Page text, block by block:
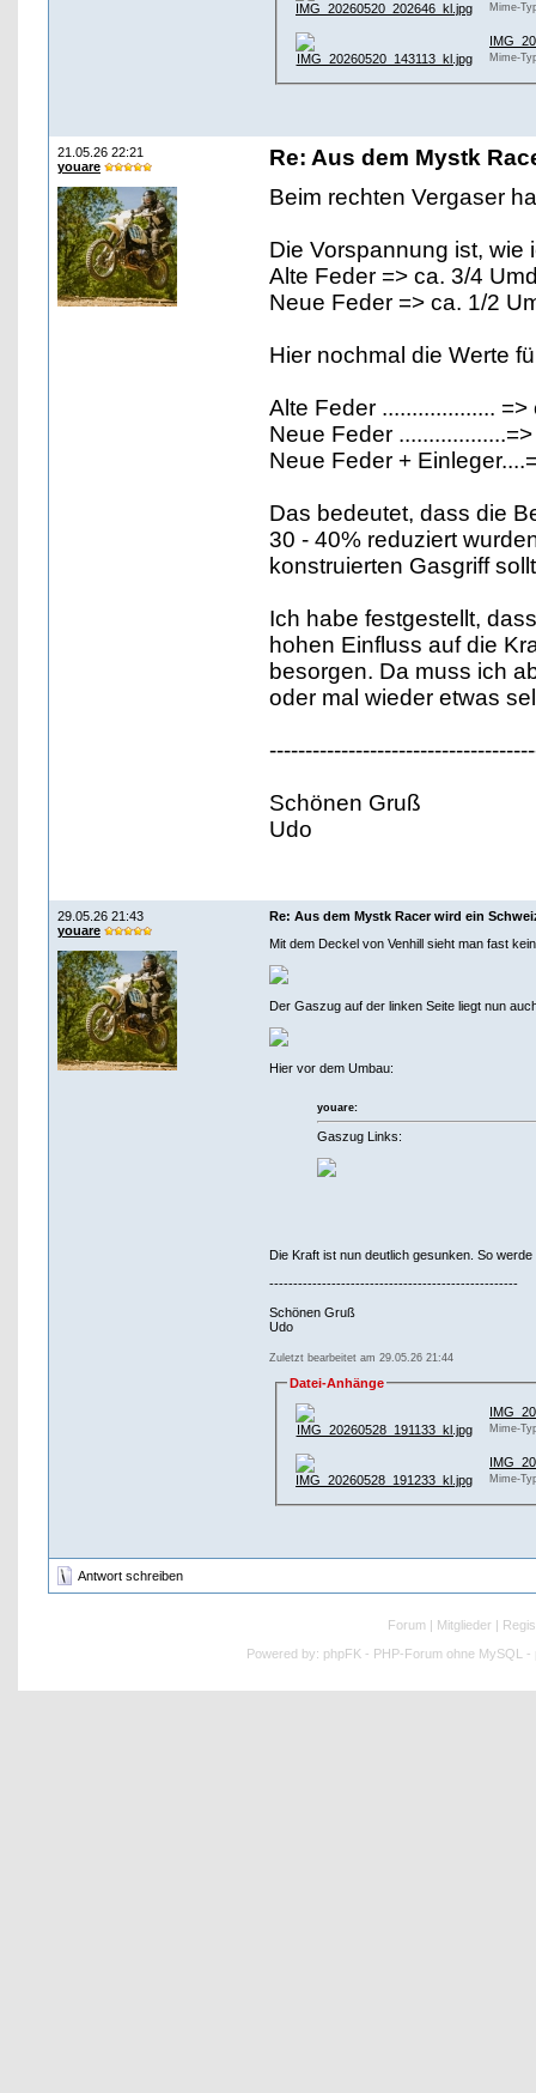
Mime-
Mime-
21.05.26 22:21
youare
Re: Aus dem Mystk
Beim rechten Vergaser
Die Vorspannung ist, wie
Alte Feder => ca. 3/4
Neue Feder => ca. 1/2
Hier nochmal die Werte
Alte Feder ...................
Neue Feder
Neue Feder +
Das bedeutet, dass die
30 - 40% reduziert
konstruierten Gasgriff
Ich habe festgestellt,
hohen Einfluss auf die
besorgen. Da muss ich
oder mal wieder etwas
Schönen Gruß
Udo
29.05.26 21:43
youare
Re: Aus dem Mystk Racer wird ein
Mit dem Deckel von Venhill sieht man fast
Der Gaszug auf der linken Seite liegt nun
Hier vor dem Umbau:
youare:
Gaszug Links:
Die Kraft ist nun deutlich gesunken. So
----------------------------------------------------
Schönen Gruß
Udo
Zuletzt bearbeitet am 29.05.26 21:44
Datei-Anhänge
Mime-
Mime-
Antwort schreiben
Forum | Mitglieder |
Powered by: phpFK - PHP-Forum ohne MySQL -